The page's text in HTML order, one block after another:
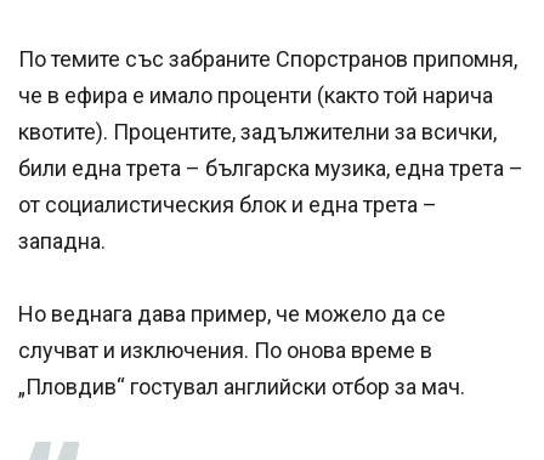
По темите със забраните Спорстранов припомня,
че в ефира е имало проценти (както той нарича
квотите). Процентите, задължителни за всички,
били една трета – българска музика, една трета –
от социалистическия блок и една трета –
западна.
Но веднага дава пример, че можело да се
случват и изключения. По онова време в
„Пловдив“ гостувал английски отбор за мач.